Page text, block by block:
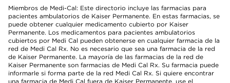
Miembros de Medi-Cal: Este directorio incluye las farmacias para
pacientes ambulatorios de Kaiser Permanente. En estas farmacias, se
puede obtener cualquier medicamento cubierto por Kaiser
Permanente. Los medicamentos para pacientes ambulatorios
cubiertos por Medi Cal pueden obtenerse en cualquier farmacia de la
red de Medi Cal Rx. No es necesario que sea una farmacia de la red
de Kaiser Permanente. La mayoría de las farmacias de la red de
Kaiser Permanente son farmacias de Medi Cal Rx. Su farmacia puede
informarle si forma parte de la red Medi Cal Rx. Si quiere encontrar
una farmacia de Medi Cal fuera de Kaiser Permanente, use el